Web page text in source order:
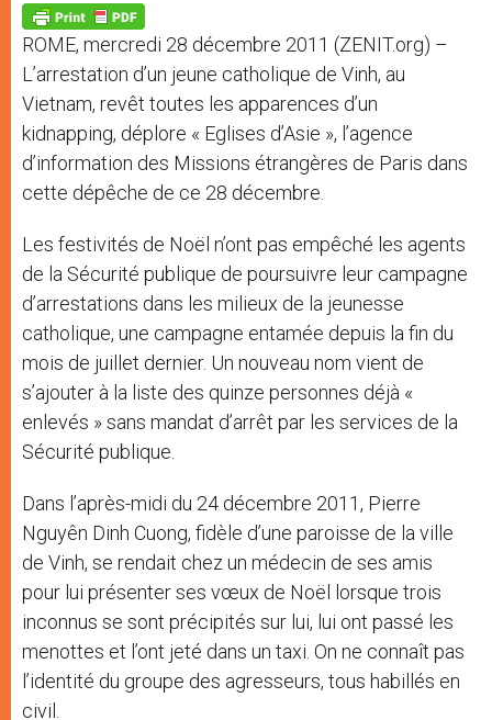
p
p
g
e
r
o
k
ROME, mercredi 28 décembre 2011 (ZENIT.org) –
L’arrestation d’un jeune catholique de Vinh, au
Vietnam, revêt toutes les apparences d’un
kidnapping, déplore « Eglises d’Asie », l’agence
d’information des Missions étrangères de Paris dans
cette dépêche de ce 28 décembre.
Les festivités de Noël n’ont pas empêché les agents
de la Sécurité publique de poursuivre leur campagne
d’arrestations dans les milieux de la jeunesse
catholique, une campagne entamée depuis la fin du
mois de juillet dernier. Un nouveau nom vient de
s’ajouter à la liste des quinze personnes déjà «
enlevés » sans mandat d’arrêt par les services de la
Sécurité publique.
Dans l’après-midi du 24 décembre 2011, Pierre
Nguyên Dinh Cuong, fidèle d’une paroisse de la ville
de Vinh, se rendait chez un médecin de ses amis
pour lui présenter ses vœux de Noël lorsque trois
inconnus se sont précipités sur lui, lui ont passé les
menottes et l’ont jeté dans un taxi. On ne connaît pas
l’identité du groupe des agresseurs, tous habillés en
civil.